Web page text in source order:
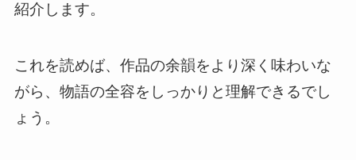
紹介します。
これを読めば、作品の余韻をより深く味わいな
がら、物語の全容をしっかりと理解できるでし
ょう。